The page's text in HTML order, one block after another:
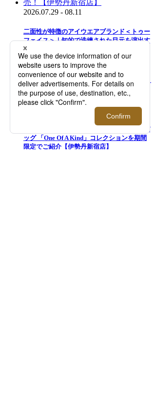
2026.07.29 - 08.11
二面性が特徴のアイウエアブランド＜トゥー
フェイス＞｜知的で洗練された目元を演出す
る新作を先行販売！【伊勢丹新宿店】
＜モロー・パリ＞｜マーカージュペイントバ
ッグ 「One Of A Kind」コレクションを期間
限定でご紹介【伊勢丹新宿店】